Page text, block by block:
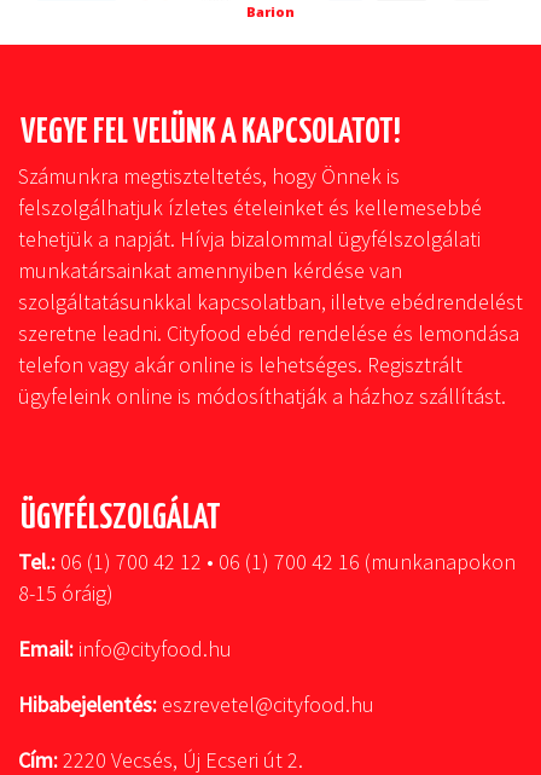
Barion
VEGYE FEL VELÜNK A KAPCSOLATOT!
Számunkra megtiszteltetés, hogy Önnek is
felszolgálhatjuk ízletes ételeinket és kellemesebbé
tehetjük a napját. Hívja bizalommal ügyfélszolgálati
munkatársainkat amennyiben kérdése van
szolgáltatásunkkal kapcsolatban, illetve ebédrendelést
szeretne leadni. Cityfood ebéd rendelése és lemondása
telefon vagy akár online is lehetséges. Regisztrált
ügyfeleink online is módosíthatják a házhoz szállítást.
ÜGYFÉLSZOLGÁLAT
Tel.: 06 (1) 700 42 12 • 06 (1) 700 42 16 (munkanapokon
8-15 óráig)
Email: info@cityfood.hu
Hibabejelentés: eszrevetel@cityfood.hu
Cím:2220 Vecsés, Új Ecseri út 2.